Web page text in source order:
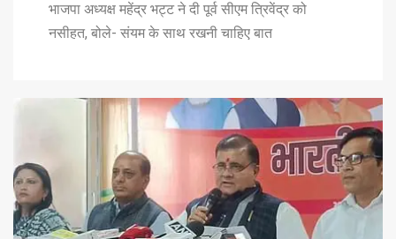
भाजपा अध्यक्ष महेंद्र भट्ट ने दी पूर्व सीएम त्रिवेंद्र को
नसीहत, बोले- संयम के साथ रखनी चाहिए बात